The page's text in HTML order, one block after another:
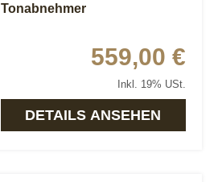
Tonabnehmer
559,00 €
Inkl. 19% USt.
DETAILS ANSEHEN